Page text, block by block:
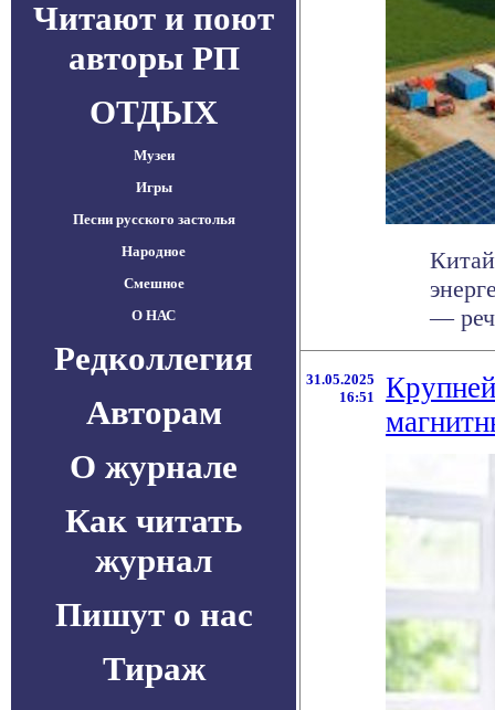
Читают и поют
авторы РП
ОТДЫХ
Музеи
Игры
Песни русского застолья
Народное
Смешное
О НАС
Редколлегия
Авторам
О журнале
Как читать
журнал
Пишут о нас
Тираж
—
31.05.2025
16:51